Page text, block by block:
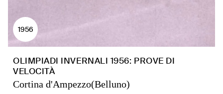
1956
OLIMPIADI INVERNALI 1956: PROVE DI
VELOCITÀ
Cortina d'Ampezzo(Belluno)